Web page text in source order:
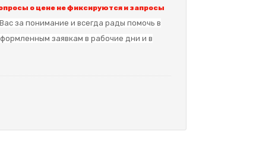
о цене не фиксируются и запросы
за понимание и всегда рады помочь в
заявкам в рабочие дни и в